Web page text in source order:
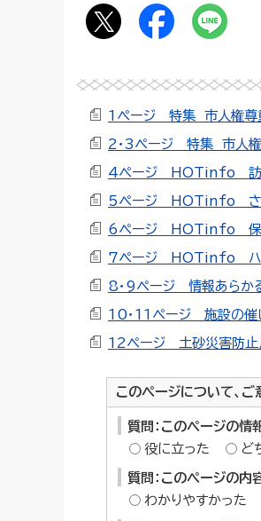
1ページ 特集 市人権尊
2・3ページ 特集 市人権
4ページ HOTinfo 訪問
5ページ HOTinfo さが
6ページ HOTinfo 保育
7ページ HOTinfo ハチ
8・9ページ 情報あらか
10・11ページ 施設の催
12ページ 土砂災害防止
このページについて、
質問：このページの情
役に立った
ど
質問：このページの内
わかりやすかった